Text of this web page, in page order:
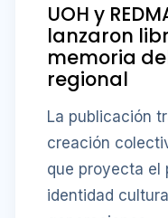
UOH y
lanzaron
memoria
regional
La publicación
creación
que proyecta el
identidad